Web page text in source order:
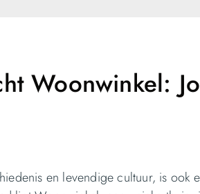
Woonwinkel:
en levendige cultuur, is ook